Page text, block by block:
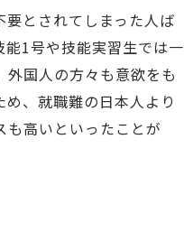
とされてしまった人ば
1号や技能実習生では一
国人の方々も意欲をも
、就職難の日本人より
も高いといったことが